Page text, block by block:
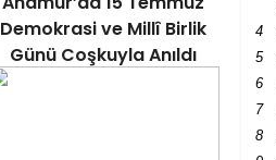
Demokrasi ve Millî Birlik
Günü Coşkuyla Anıldı
4
5
6
7
8